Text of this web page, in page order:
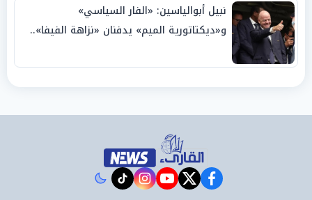
نبيل أبوالياسين: «الفار السياسي»
و«ديكتاتورية الميم» يدفنان «نزاهة الفيفا»..
facebook
twitter
youtube
instagram
tiktok